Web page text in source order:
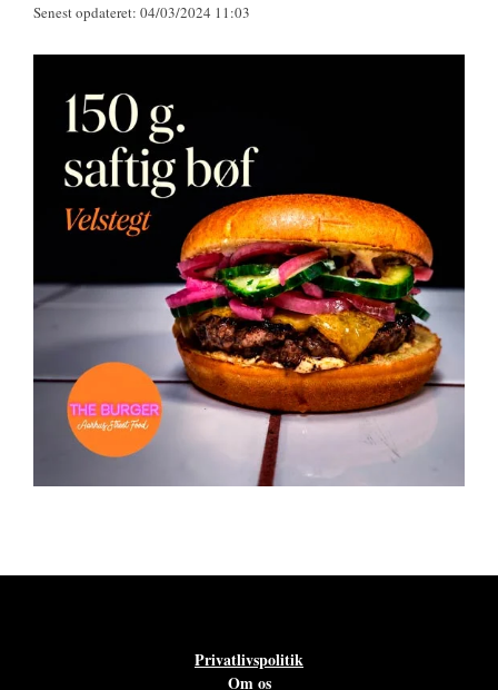
Senest opdateret: 04/03/2024 11:03
Privatlivspolitik
Om os